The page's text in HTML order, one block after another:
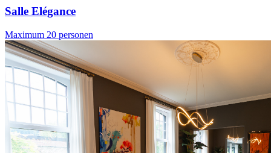
Salle Elégance
Maximum 20 personen